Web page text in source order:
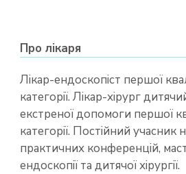
Про лікаря
Лікар-ендоскопіст першої
категорії. Лікар-хірург
екстреної допомоги першої
категорії. Постійний учасник
практичних конференцій,
ендоскопії та дитячої хірургії.